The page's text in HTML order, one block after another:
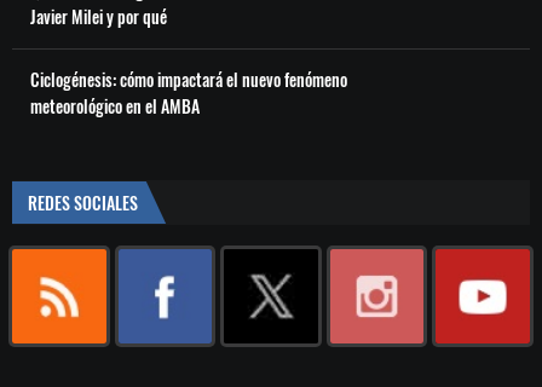
Javier Milei y por qué
Ciclogénesis: cómo impactará el nuevo fenómeno
meteorológico en el AMBA
REDES SOCIALES